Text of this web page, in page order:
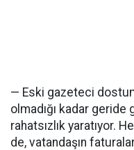
— Eski gazeteci
olmadığı kadar
rahatsızlık yaratıyor.
de, vatandaşın